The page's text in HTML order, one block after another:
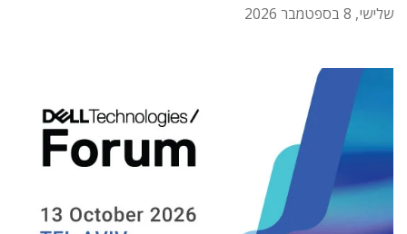
שלישי, 8 בספטמבר 2026